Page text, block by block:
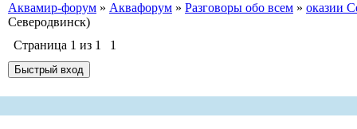
Аквамир-форум » Аквафорум » Разговоры обо всем » оказии
Северодвинск)
Страница 1 из 1 1